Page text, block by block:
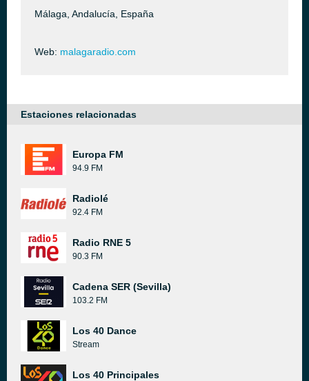
Málaga, Andalucía, España
Web: malagaradio.com
Estaciones relacionadas
Europa FM
94.9 FM
Radiolé
92.4 FM
Radio RNE 5
90.3 FM
Cadena SER (Sevilla)
103.2 FM
Los 40 Dance
Stream
Los 40 Principales